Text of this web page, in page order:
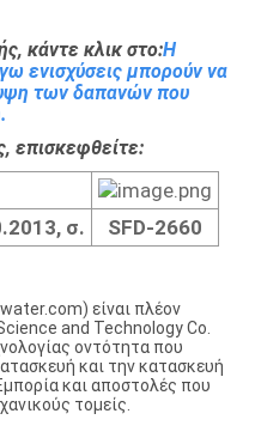
κάντε κλικ στο:Η
ενισχύσεις μπορούν να
των δαπανών που
επισκεφθείτε:
σ. SFD-2660
είναι πλέον
and Technology Co.
οντότητα που
και την κατασκευή
και αποστολές που
τομείς.